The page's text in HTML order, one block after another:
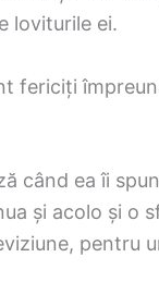
loviturile ei.
fericiți
când ea îi
și acolo și o
pentru